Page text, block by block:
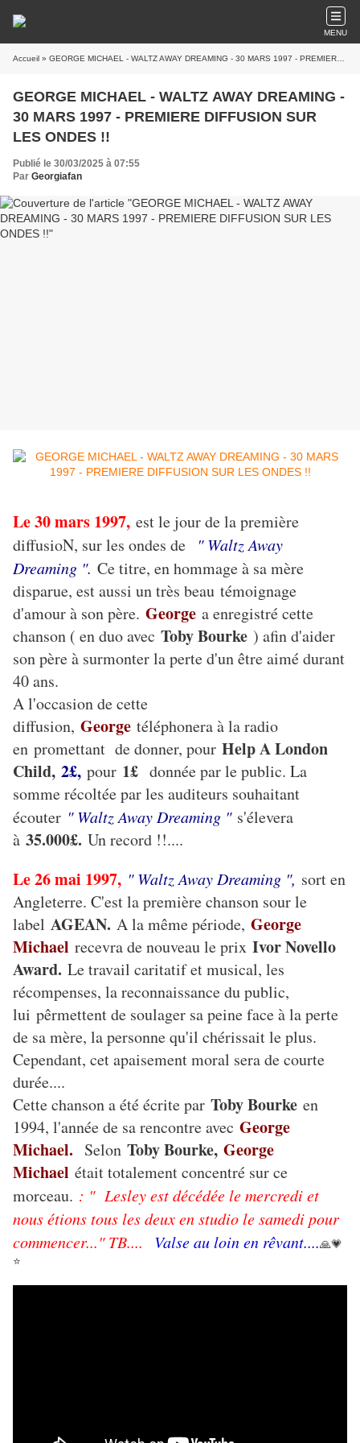
MENU
Accueil » GEORGE MICHAEL - WALTZ AWAY DREAMING - 30 MARS 1997 - PREMIERE DIFFUSION SUR LES ONDES !!
GEORGE MICHAEL - WALTZ AWAY DREAMING -
30 MARS 1997 - PREMIERE DIFFUSION SUR
LES ONDES !!
Publié le 30/03/2025 à 07:55
Par Georgiafan
Le 30 mars 1997, est le jour de la première
diffusioN, sur les ondes de
" Waltz Away
Dreaming ". Ce titre, en hommage à sa mère
disparue, est aussi un très beau témoignage
d'amour à son père. George a enregistré cette
chanson ( en duo avec Toby Bourke ) afin d'aider
son père à surmonter la perte d'un être aimé durant
40 ans.
A l'occasion de cette
diffusion, George téléphonera à la radio
en promettant de donner, pour Help A London
Child, 2£, pour 1£ donnée par le public. La
somme récoltée par les auditeurs souhaitant
écouter " Waltz Away Dreaming " s'élevera
à 35.000£. Un record !!....
Le 26 mai 1997, " Waltz Away Dreaming ", sort en
Angleterre. C'est la première chanson sour le
label AGEAN. A la même période, George
Michael recevra de nouveau le prix Ivor Novello
Award. Le travail caritatif et musical, les
récompenses, la reconnaissance du public,
lui pêrmettent de soulager sa peine face à la perte
de sa mère, la personne qu'il chérissait le plus.
Cependant, cet apaisement moral sera de courte
durée....
Cette chanson a été écrite par Toby Bourke en
1994, l'année de sa rencontre avec George
Michael. Selon Toby Bourke, George
Michael était totalement concentré sur ce
morceau. : " Lesley est décédée le mercredi et
nous étions tous les deux en studio le samedi pour
commencer..." TB....
Valse au loin en rêvant....🙏💗
⭐